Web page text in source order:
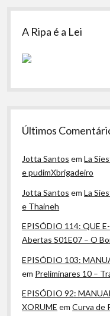
A Ripa é a Lei
Últimos
Jotta Santos emLa
e pudimXbrigadeiro
Jotta Santos emLa
e Thaineh
EPISÓDIO 114: QUE
Abertas S01E07 – O
EPISÓDIO 103:
em Preliminares 10 –
EPISÓDIO 92:
XORUME emCurva de